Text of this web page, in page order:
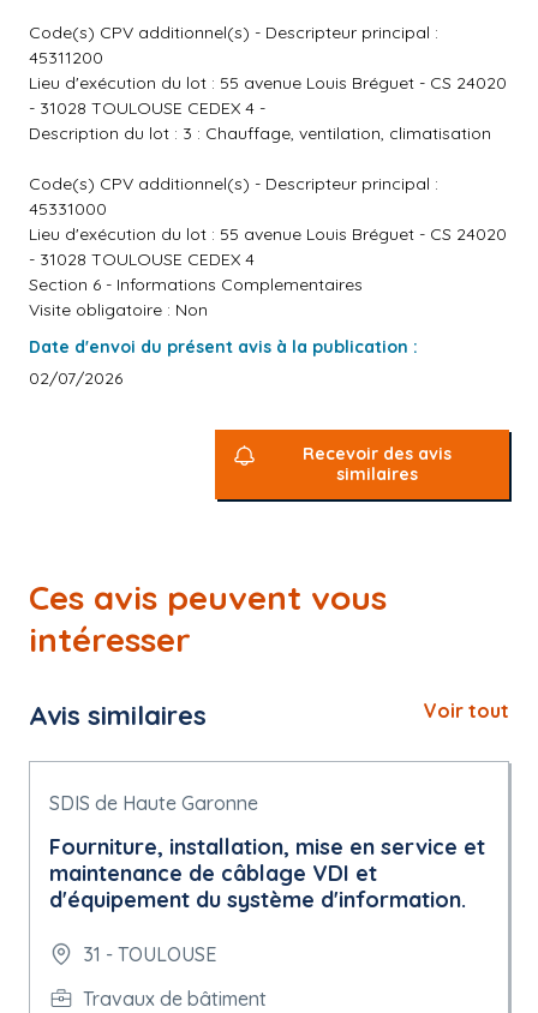
Code(s) CPV additionnel(s) - Descripteur principal :
45311200
Lieu d'exécution du lot : 55 avenue Louis Bréguet - CS 24020
- 31028 TOULOUSE CEDEX 4 -
Description du lot : 3 : Chauffage, ventilation, climatisation
Code(s) CPV additionnel(s) - Descripteur principal :
45331000
Lieu d'exécution du lot : 55 avenue Louis Bréguet - CS 24020
- 31028 TOULOUSE CEDEX 4
Section 6 - Informations Complementaires
Visite obligatoire : Non
Date d'envoi du présent avis à la publication :
02/07/2026
Recevoir des avis
similaires
Ces avis peuvent vous
intéresser
Avis similaires Voir tout
SDIS de Haute Garonne
Fourniture, installation, mise en service et
maintenance de câblage VDI et
d'équipement du système d'information.
31 - TOULOUSE
Travaux de bâtiment